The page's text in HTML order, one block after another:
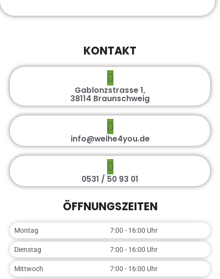
KONTAKT
Gablonzstrasse 1,
38114 Braunschweig
info@weihe4you.de
0531 / 50 93 01
ÖFFNUNGSZEITEN
Montag 7:00 - 16:00 Uhr
Dienstag 7:00 - 16:00 Uhr
Mittwoch 7:00 - 16:00 Uhr